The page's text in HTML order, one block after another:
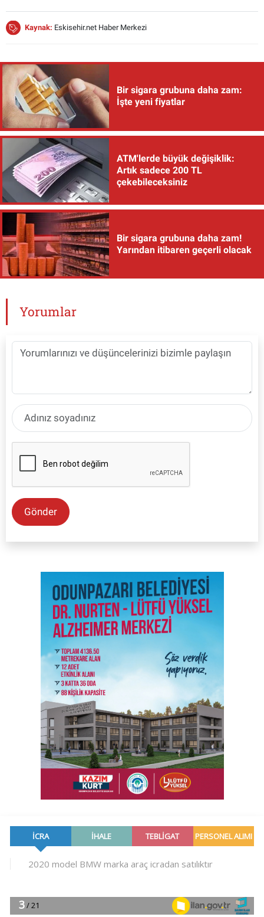
Kaynak: Eskisehir.net Haber Merkezi
Bir sigara grubuna daha zam:
İşte yeni fiyatlar
ATM'lerde büyük değişiklik:
Artık sadece 200 TL
çekebileceksiniz
Bir sigara grubuna daha zam!
Yarından itibaren geçerli olacak
Yorumlar
Gönder